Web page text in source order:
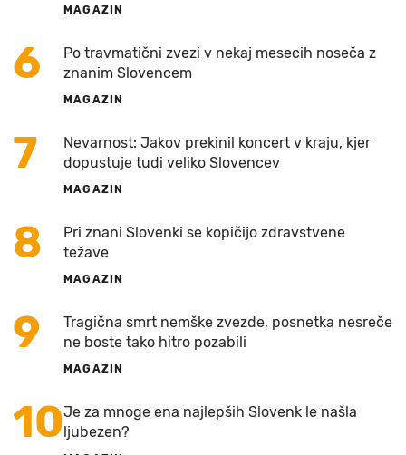
MAGAZIN
6
Po travmatični zvezi v nekaj mesecih noseča z
znanim Slovencem
MAGAZIN
7
Nevarnost: Jakov prekinil koncert v kraju, kjer
dopustuje tudi veliko Slovencev
MAGAZIN
8
Pri znani Slovenki se kopičijo zdravstvene
težave
MAGAZIN
9
Tragična smrt nemške zvezde, posnetka nesreče
ne boste tako hitro pozabili
MAGAZIN
10Je za mnoge ena najlepših Slovenk le našla
ljubezen?